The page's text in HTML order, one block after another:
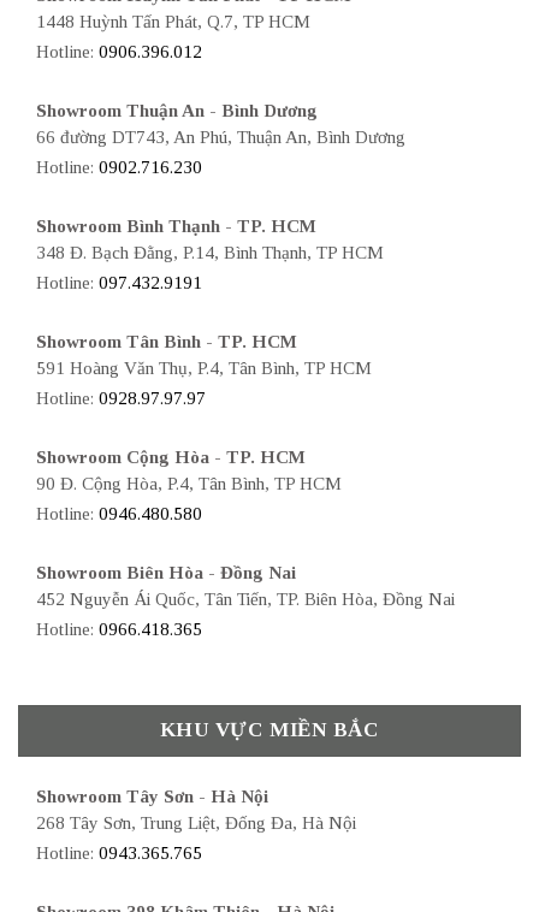
1448 Huỳnh Tấn Phát, Q.7, TP HCM
Hotline: 0906.396.012
Showroom Thuận An - Bình Dương
66 đường DT743, An Phú, Thuận An, Bình Dương
Hotline: 0902.716.230
Showroom Bình Thạnh - TP. HCM
348 Đ. Bạch Đằng, P.14, Bình Thạnh, TP HCM
Hotline: 097.432.9191
Showroom Tân Bình - TP. HCM
591 Hoàng Văn Thụ, P.4, Tân Bình, TP HCM
Hotline: 0928.97.97.97
Showroom Cộng Hòa - TP. HCM
90 Đ. Cộng Hòa, P.4, Tân Bình, TP HCM
Hotline: 0946.480.580
Showroom Biên Hòa - Đồng Nai
452 Nguyễn Ái Quốc, Tân Tiến, TP. Biên Hòa, Đồng Nai
Hotline: 0966.418.365
KHU VỰC MIỀN BẮC
Showroom Tây Sơn - Hà Nội
268 Tây Sơn, Trung Liệt, Đống Đa, Hà Nội
Hotline: 0943.365.765